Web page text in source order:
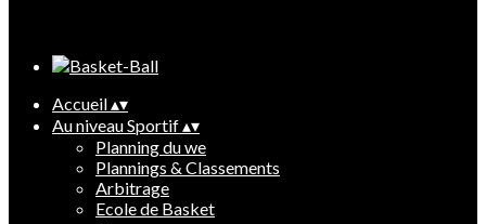
Accueil▴▾
Au niveau Sportif▴▾
Planning du we
Plannings & Classements
Arbitrage
Ecole de Basket